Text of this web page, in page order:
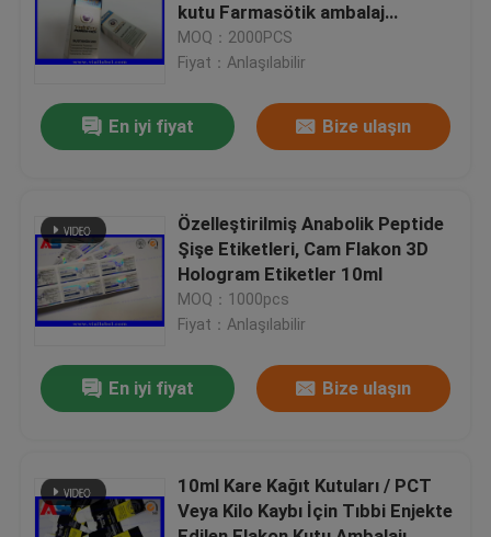
Hakkımızda
Fabrika turu
Bize Ulaşın
Bir teklif isteği
10 mL Flakon Etiketleri
Küçük Şişe Etiketleri
kutu Farmasötik ambalaj
Anabolik Peptid 10ml şişe
kutuları
MOQ：2000PCS
Fiyat：Anlaşılabilir
En iyi fiyat Bize ulaşın
Özelleştirilmiş Anabolik Peptide
Şişe Etiketleri, Cam Flakon 3D
Hologram Etiketler 10ml
MOQ：1000pcs
Fiyat：Anlaşılabilir
En iyi fiyat Bize ulaşın
10ml Kare Kağıt Kutuları / PCT
Veya Kilo Kaybı İçin Tıbbi Enjekte